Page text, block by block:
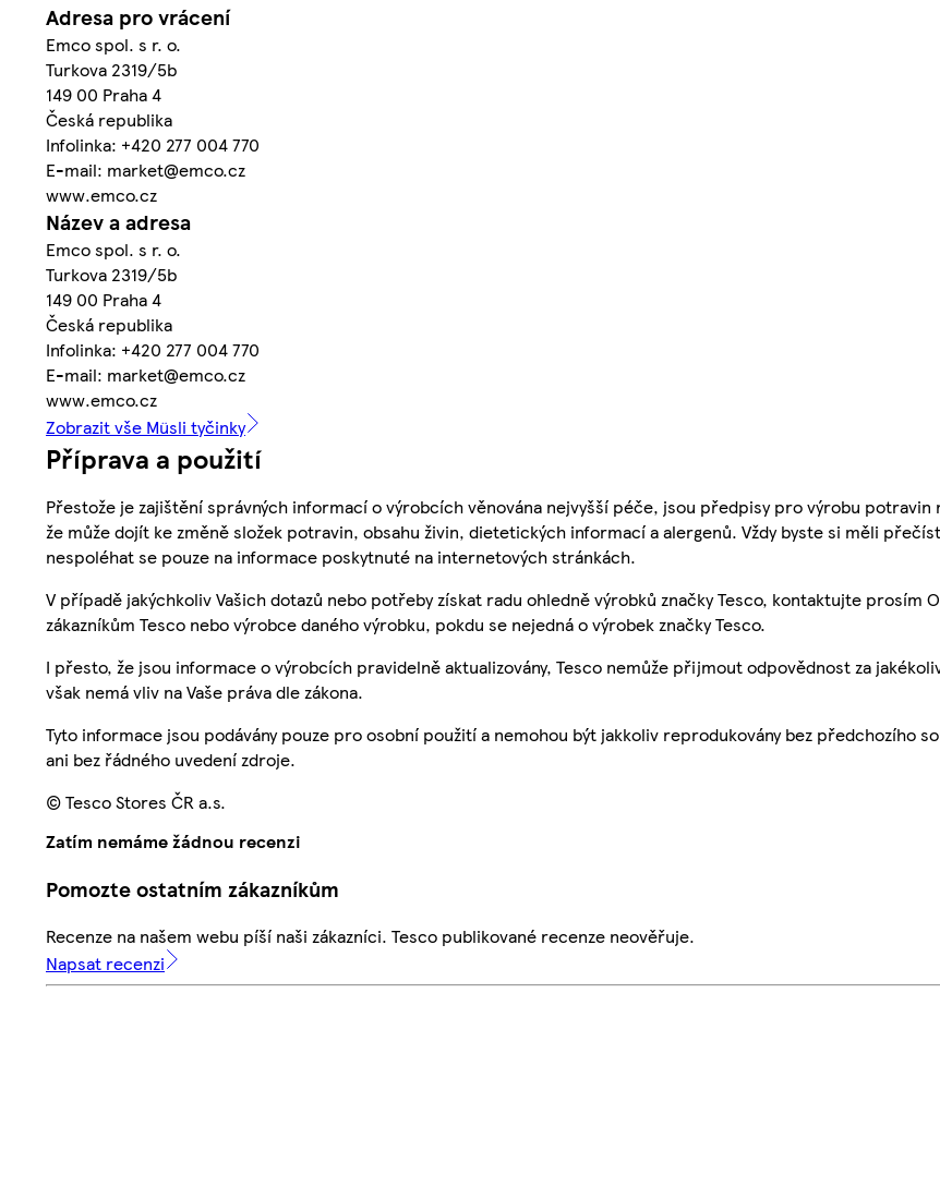
Adresa pro vrácení
Emco spol. s r. o.
Turkova 2319/5b
149 00 Praha 4
Česká republika
Infolinka: +420 277 004 770
E-mail: market@emco.cz
www.emco.cz
Název a adresa
Emco spol. s r. o.
Turkova 2319/5b
149 00 Praha 4
Česká republika
Infolinka: +420 277 004 770
E-mail: market@emco.cz
www.emco.cz
Zobrazit vše Müsli tyčinky
Příprava a použití
Přestože je zajištění správných informací o výrobcích věnována nejvyšší péče, jsou předpisy pro výrobu potravin
že může dojít ke změně složek potravin, obsahu živin, dietetických informací a alergenů. Vždy byste si měli
nespoléhat se pouze na informace poskytnuté na internetových stránkách.
V případě jakýchkoliv Vašich dotazů nebo potřeby získat radu ohledně výrobků značky Tesco, kontaktujte prosím
zákazníkům Tesco nebo výrobce daného výrobku, pokdu se nejedná o výrobek značky Tesco.
I přesto, že jsou informace o výrobcích pravidelně aktualizovány, Tesco nemůže přijmout odpovědnost za
však nemá vliv na Vaše práva dle zákona.
Tyto informace jsou podávány pouze pro osobní použití a nemohou být jakkoliv reprodukovány bez předchozího
ani bez řádného uvedení zdroje.
© Tesco Stores ČR a.s.
Zatím nemáme žádnou recenzi
Pomozte ostatním zákazníkům
Recenze na našem webu píší naši zákazníci. Tesco publikované recenze neověřuje.
Napsat recenzi